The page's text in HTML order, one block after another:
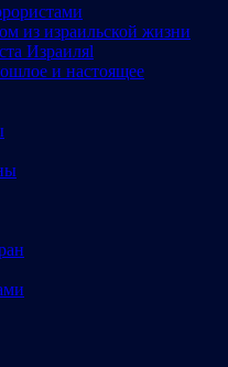
из израильской жизни
Израиляl
и настоящее